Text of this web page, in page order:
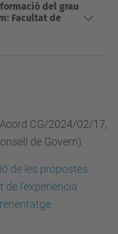
del grau
Facultat de
CG/2024/02/17,
de Govern)
de les propostes:
l’experiència